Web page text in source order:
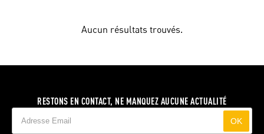
Aucun résultats trouvés.
RESTONS EN CONTACT, NE MANQUEZ AUCUNE ACTUALITÉ
OK